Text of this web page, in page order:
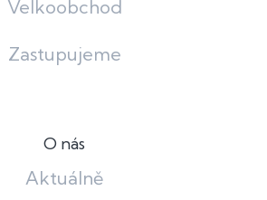
Velkoobchod
Zastupujeme
O nás
Aktuálně